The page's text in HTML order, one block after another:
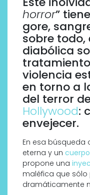
horror”
gore,
sobre
diabólica
violencia
en torno a
del terror
Hollywood:
envejecer.
En esa búsqueda
eterna y un
propone una
maléfica que
dramáticamente